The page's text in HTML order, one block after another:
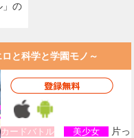
」の
と科学と学園モノ～
カードバトル 美少女
片っ